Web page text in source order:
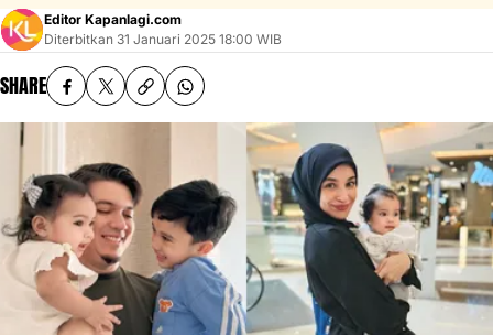
Editor Kapanlagi.com
Diterbitkan 31 Januari 2025 18:00 WIB
SHARE